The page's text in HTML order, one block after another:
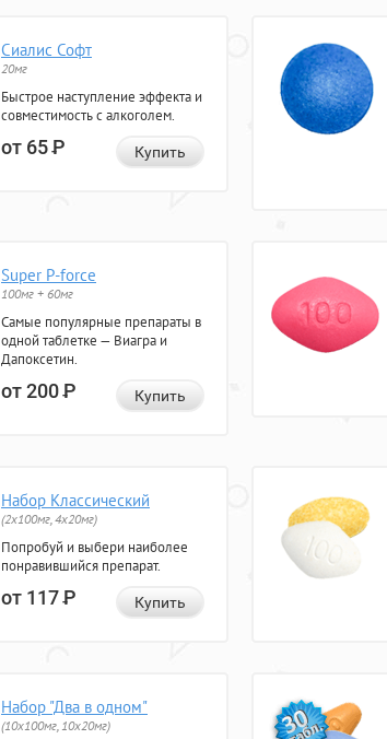
Сиалис Софт
20мг
Быстрое наступление эффекта и
совместимость с алкоголем.
от 65Р Купить
Super P-force
100мг + 60мг
Самые популярные препараты в
одной таблетке — Виагра и
Дапоксетин.
от 200Р Купить
Набор Классический
(2x100мг, 4x20мг)
Попробуй и выбери наиболее
понравившийся препарат.
от 117Р Купить
Набор "Два в одном"
(10x100мг, 10x20мг)